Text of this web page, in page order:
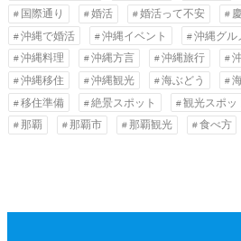
国際通り
婚活 婚活って不安
沖縄で婚活
沖縄イベント 沖縄グル
沖縄料理
沖縄方言 沖縄旅行
沖縄移住
沖縄観光 海ぶどう
移住準備
絶景スポット 観光スポッ
那覇
那覇市 那覇観光 食べ方